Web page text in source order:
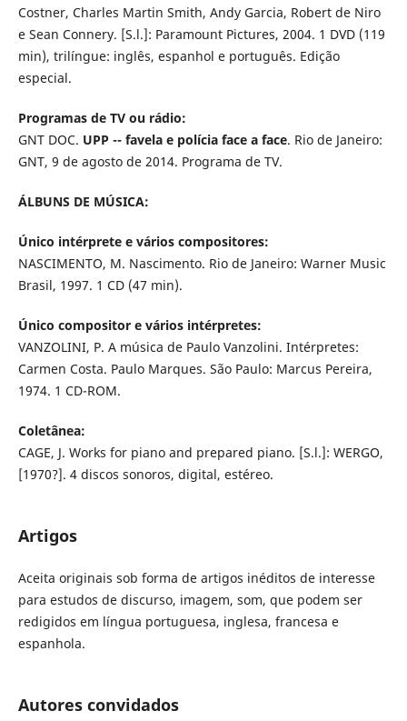
Costner, Charles Martin Smith, Andy Garcia, Robert de Niro
e Sean Connery. [S.l.]: Paramount Pictures, 2004. 1 DVD (119
min), trilíngue: inglês, espanhol e português. Edição
especial.
Programas de TV ou rádio:
GNT DOC. UPP -- favela e polícia face a face. Rio de Janeiro:
GNT, 9 de agosto de 2014. Programa de TV.
ÁLBUNS DE MÚSICA:
Único intérprete e vários compositores:
NASCIMENTO, M. Nascimento. Rio de Janeiro: Warner Music
Brasil, 1997. 1 CD (47 min).
Único compositor e vários intérpretes:
VANZOLINI, P. A música de Paulo Vanzolini. Intérpretes:
Carmen Costa. Paulo Marques. São Paulo: Marcus Pereira,
1974. 1 CD-ROM.
Coletânea:
CAGE, J. Works for piano and prepared piano. [S.l.]: WERGO,
[1970?]. 4 discos sonoros, digital, estéreo.
Artigos
Aceita originais sob forma de artigos inéditos de interesse
para estudos de discurso, imagem, som, que podem ser
redigidos em língua portuguesa, inglesa, francesa e
espanhola.
Autores convidados